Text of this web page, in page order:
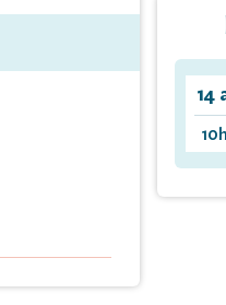
14